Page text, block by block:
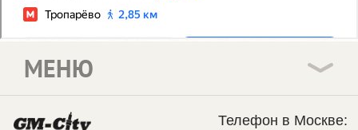
МЕНЮ
Телефон в Москве: